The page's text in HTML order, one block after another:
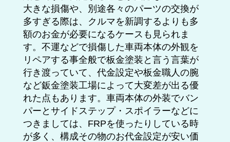
大きな損傷や、別途各々のパーツの交換が
多すぎる際は、クルマを新調するよりも多
額のお金が必要になるケースも見られま
す。不運などで損傷した車両本体の外観を
リペアする事全般で板金塗装と言う言葉が
行き渡っていて、代金設定や板金職人の腕
など鈑金塗装工場によって大変差が出る優
れた点もあります。車両本体の外装でバン
パーとサイドステップ・スポイラーなどに
つきましては、FRPを使ったりしている時
が多く、構成その物のお代金設定が安い価